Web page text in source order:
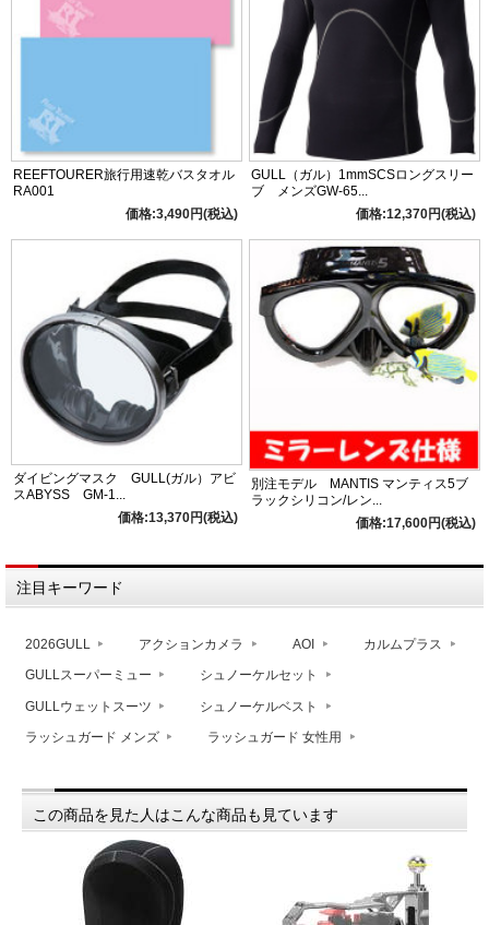
REEFTOURER旅行用速乾バスタオル
RA001
価格:3,490円(税込)
GULL（ガル）1mmSCSロングスリー
ブ メンズGW-65...
価格:12,370円(税込)
ダイビングマスク GULL(ガル）アビ
スABYSS GM-1...
価格:13,370円(税込)
別注モデル MANTIS マンティス5ブ
ラックシリコン/レン...
価格:17,600円(税込)
注目キーワード
2026GULL アクションカメラ AOI カルムプラス
GULLスーパーミュー シュノーケルセット
GULLウェットスーツ シュノーケルベスト
ラッシュガード メンズ ラッシュガード 女性用
この商品を見た人はこんな商品も見ています